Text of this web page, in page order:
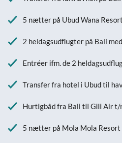
5 nætter på Ubud Wana
2 heldagsudflugter på Bali
Entréer ifm. de 2
Transfer fra hotel i Ubud til
Hurtigbåd fra Bali til Gili Air t/
5 nætter på Mola Mola Resort